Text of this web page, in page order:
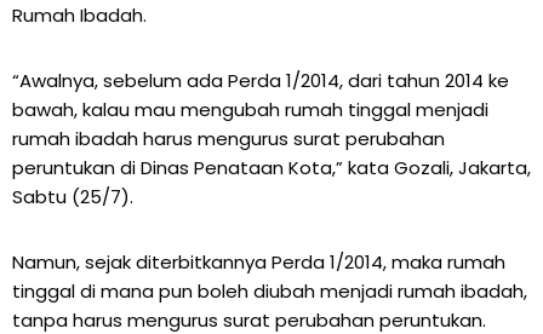
Rumah Ibadah.
“Awalnya, sebelum ada Perda 1/2014, dari tahun 2014 ke
bawah, kalau mau mengubah rumah tinggal menjadi
rumah ibadah harus mengurus surat perubahan
peruntukan di Dinas Penataan Kota,” kata Gozali, Jakarta,
Sabtu (25/7).
Namun, sejak diterbitkannya Perda 1/2014, maka rumah
tinggal di mana pun boleh diubah menjadi rumah ibadah,
tanpa harus mengurus surat perubahan peruntukan.